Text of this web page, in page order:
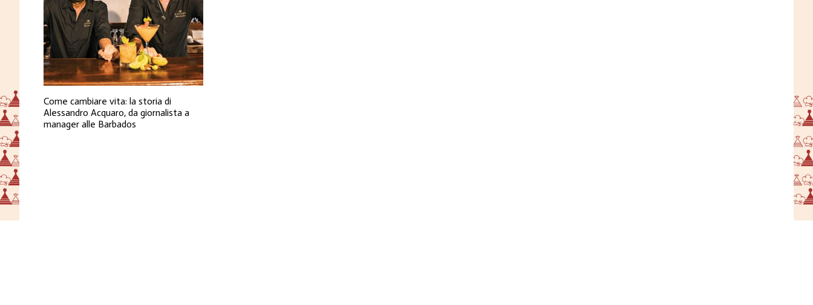
Come cambiare vita: la storia di
Alessandro Acquaro, da giornalista a
manager alle Barbados